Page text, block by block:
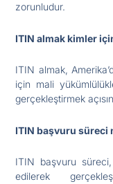
zorunludur.
ITIN almak kimler
ITIN almak,
için mali
gerçekleştirmek
ITIN başvuru süreci
ITIN başvuru süreci,
edilerek